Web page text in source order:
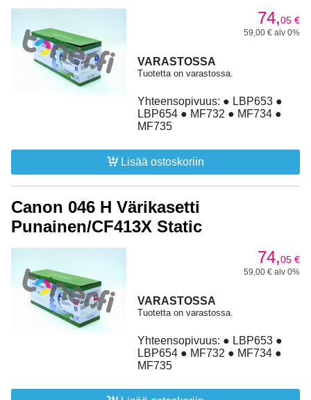
74,05 €
59,00 € alv 0%
VARASTOSSA
Tuotetta on varastossa.
Yhteensopivuus: ● LBP653 ●
LBP654 ● MF732 ● MF734 ●
MF735
Lisää ostoskoriin
Canon 046 H Värikasetti
Punainen/CF413X Static
74,05 €
59,00 € alv 0%
VARASTOSSA
Tuotetta on varastossa.
Yhteensopivuus: ● LBP653 ●
LBP654 ● MF732 ● MF734 ●
MF735